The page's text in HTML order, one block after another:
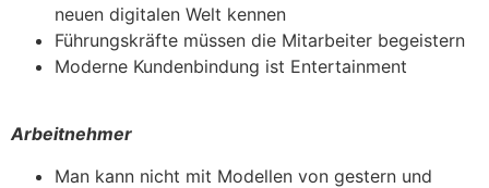
neuen digitalen Welt kennen
Führungskräfte müssen die Mitarbeiter begeistern
Moderne Kundenbindung ist Entertainment
Arbeitnehmer
Man kann nicht mit Modellen von gestern und